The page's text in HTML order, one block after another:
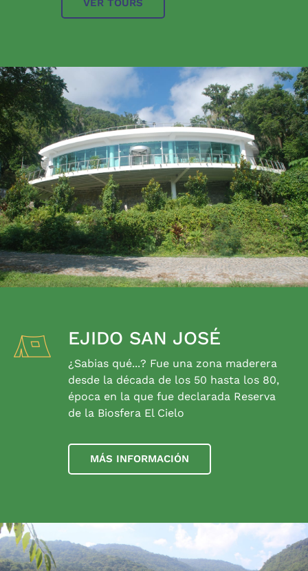
VER TOURS
EJIDO SAN JOSÉ
¿Sabias qué...? Fue una zona maderera
desde la década de los 50 hasta los 80,
época en la que fue declarada Reserva
de la Biosfera El Cielo
MÁS INFORMACIÓN